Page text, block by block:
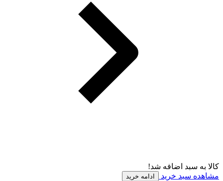
کالا به سبد اضافه شد!
مشاهده سبد خرید
ادامه خرید